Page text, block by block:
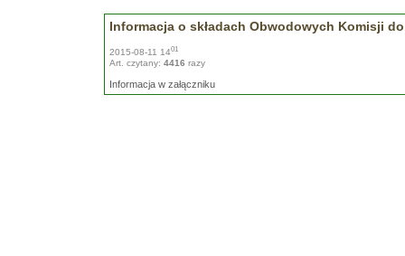
Informacja o składach Obwodowych Komisji
2015-08-11 1401
Art. czytany: 4416 razy
Informacja w załączniku